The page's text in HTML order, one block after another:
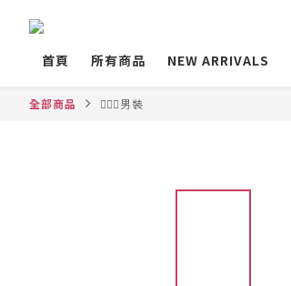
首頁 所有商品 NEW ARRIVALS
全部商品 💁🏻‍♂️男裝